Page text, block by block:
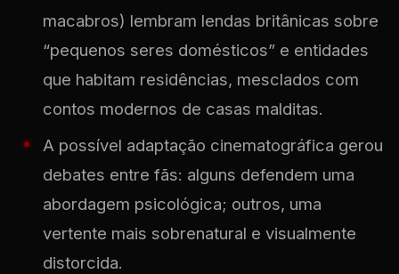
macabros) lembram lendas britânicas sobre
“pequenos seres domésticos” e entidades
que habitam residências, mesclados com
contos modernos de casas malditas.
A possível adaptação cinematográfica gerou
debates entre fãs: alguns defendem uma
abordagem psicológica; outros, uma
vertente mais sobrenatural e visualmente
distorcida.